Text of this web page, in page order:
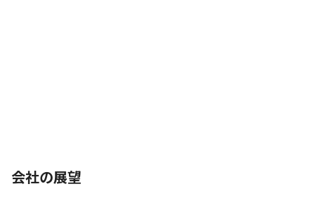
会社の展望